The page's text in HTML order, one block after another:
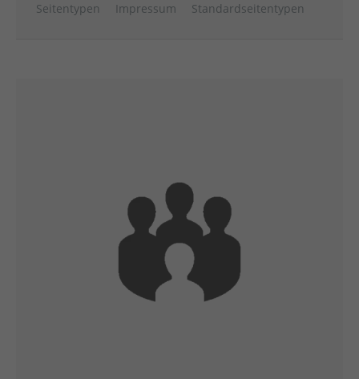
Seitentypen
Impressum Standardseitentypen